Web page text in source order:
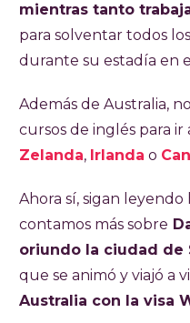
mientras tanto
para solventar todos
durante su estadía en
Además de Australia,
cursos de inglés para ir
Zelanda, Irlanda o
Ahora sí, sigan
contamos más sobre
oriundo la ciudad de
que se animó y viajó a
Australia con la visa